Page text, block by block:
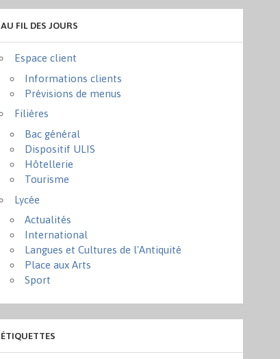
AU FIL DES JOURS
Espace client
Informations clients
Prévisions de menus
Filières
Bac général
Dispositif ULIS
Hôtellerie
Tourisme
Lycée
Actualités
International
Langues et Cultures de l'Antiquité
Place aux Arts
Sport
ÉTIQUETTES